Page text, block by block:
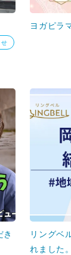
ヨガピラ
リングベ
れました。